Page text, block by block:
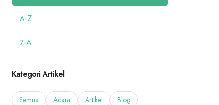
A-Z
Z-A
Kategori Artikel
Semua Acara Artikel
Blog